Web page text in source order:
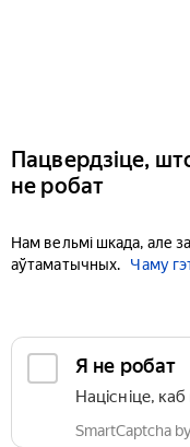
Пацвердзіце,
не робат
Нам вельмі шкада, але
аўтаматычных.
Чаму
Я не робат
Націсніце,
SmartCaptcha